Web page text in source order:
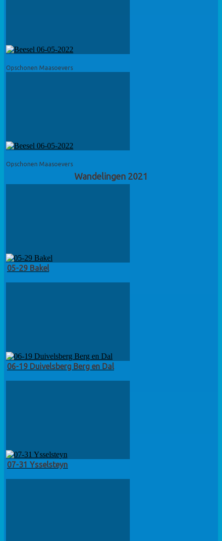
Opschonen Maasoevers
Opschonen Maasoevers
Wandelingen 2021
05-29 Bakel
06-19 Duivelsberg Berg en Dal
07-31 Ysselsteyn